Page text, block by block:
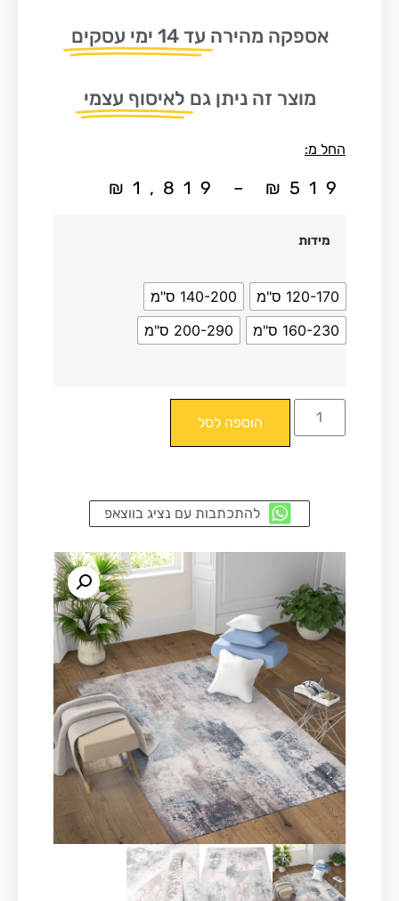
אספקה מהירה עד 14 ימי עסקים
מוצר זה ניתן גם לאיסוף עצמי
החל מ:
₪ 519
–
₪ 1,819
מידות
120-170 ס"מ
140-200 ס"מ
160-230 ס"מ
200-290 ס"מ
הוספה לסל
להתכתבות עם נציג בווצאפ